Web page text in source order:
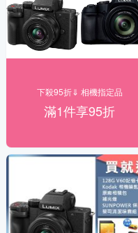
下殺95折⇓ 相機指定品
滿1件享95折